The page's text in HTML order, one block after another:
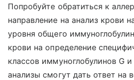
Попробуйте обратиться к
направление на анализ крови
уровня общего
крови на определение
классов иммуноглобулинов G
анализы смогут дать ответ на